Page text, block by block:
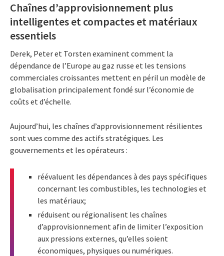
Chaînes d’approvisionnement plus
intelligentes et compactes et matériaux
essentiels
Derek, Peter et Torsten examinent comment la
dépendance de l’Europe au gaz russe et les tensions
commerciales croissantes mettent en péril un modèle de
globalisation principalement fondé sur l’économie de
coûts et d’échelle.
Aujourd’hui, les chaînes d’approvisionnement résilientes
sont vues comme des actifs stratégiques. Les
gouvernements et les opérateurs :
réévaluent les dépendances à des pays spécifiques
concernant les combustibles, les technologies et
les matériaux;
réduisent ou régionalisent les chaînes
d’approvisionnement afin de limiter l’exposition
aux pressions externes, qu’elles soient
économiques, physiques ou numériques.